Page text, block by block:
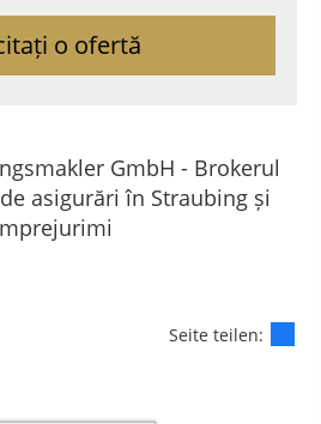
o ofertă
GmbH - Brokerul
asigurări în Straubing și
Seite teilen: